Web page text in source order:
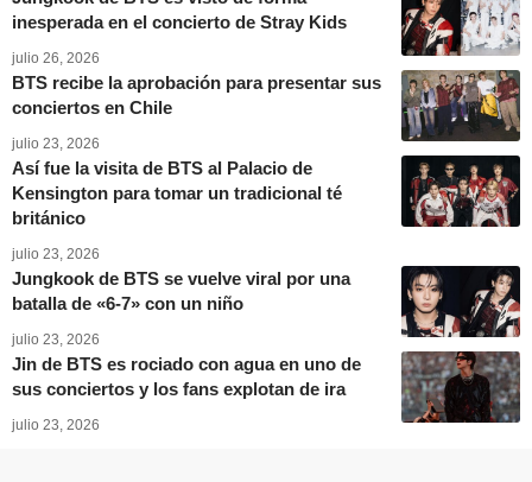
inesperada en el concierto de Stray Kids
julio 26, 2026
BTS recibe la aprobación para presentar sus
conciertos en Chile
julio 23, 2026
Así fue la visita de BTS al Palacio de
Kensington para tomar un tradicional té
británico
julio 23, 2026
Jungkook de BTS se vuelve viral por una
batalla de «6-7» con un niño
julio 23, 2026
Jin de BTS es rociado con agua en uno de
sus conciertos y los fans explotan de ira
julio 23, 2026